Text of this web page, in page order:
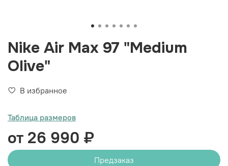
Nike Air Max 97 "Medium
Olive"
В избранное
Таблица размеров
от 26 990 ₽
Предзаказ